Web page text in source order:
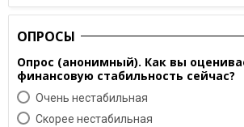
ОПРОСЫ
Опрос (анонимный). Как вы
финансовую стабильность сейчас?
Очень нестабильная
Скорее нестабильная